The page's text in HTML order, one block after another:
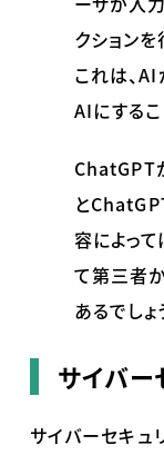
クション
これは、AI
AIにする
ChatGPT
と
容によっ
て第三者
あるでしょ
サイバー
サイバーセキュ